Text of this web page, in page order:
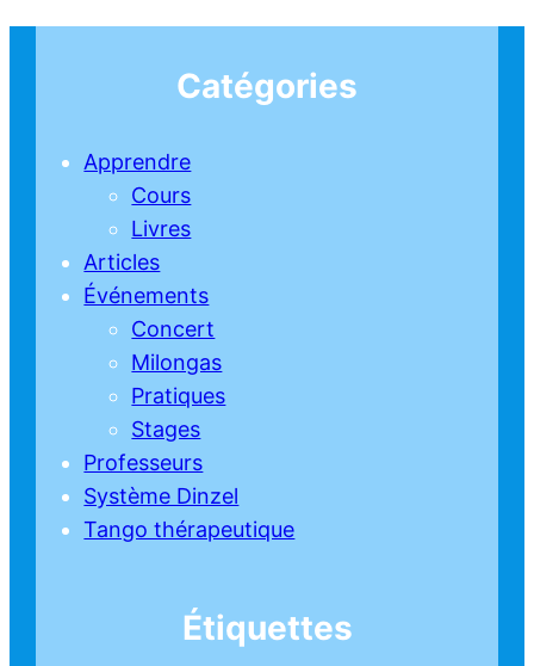
Catégories
Apprendre
Cours
Livres
Articles
Événements
Concert
Milongas
Pratiques
Stages
Professeurs
Système Dinzel
Tango thérapeutique
Étiquettes